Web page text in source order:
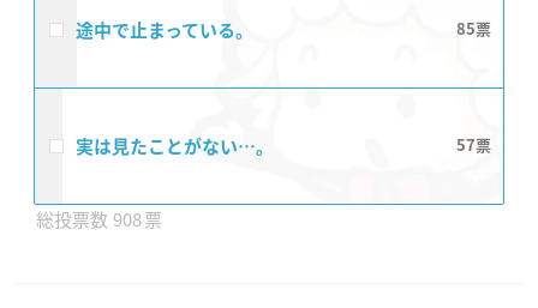
途中で止まっている。 85
実は見たことがない…。 57
908